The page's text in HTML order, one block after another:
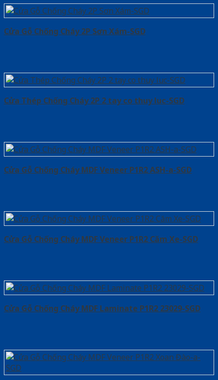
Cửa Gỗ Chống Cháy 2P Sơn Xám-SGD
Cửa Thép Chống Cháy 2P 2 tay co thuy luc-SGD
Cửa Gỗ Chống Cháy MDF Veneer P1R2 ASH-a-SGD
Cửa Gỗ Chống Cháy MDF Veneer P1R2 Căm Xe-SGD
Cửa Gỗ Chống Cháy MDF Laminate P1R2 23029-SGD